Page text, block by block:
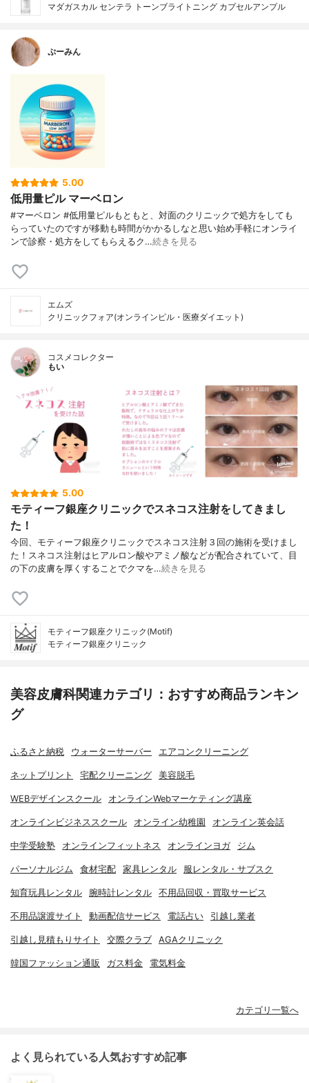
マダガスカル センテラ トーンブライトニング カプセルアンプル
ぷーみん
5.00
低用量ピル マーベロン
#マーベロン #低用量ピルもともと、対面のクリニックで処方をしても
らっていたのですが移動も時間がかかるしなと思い始め手軽にオンライ
ンで診察・処方をしてもらえるク…続きを見る
エムズ
クリニックフォア(オンラインピル・医療ダイエット)
コスメコレクター
もい
5.00
モティーフ銀座クリニックでスネコス注射をしてきまし
た！
今回、モティーフ銀座クリニックでスネコス注射３回の施術を受けまし
た！スネコス注射はヒアルロン酸やアミノ酸などが配合されていて、目
の下の皮膚を厚くすることでクマを…続きを見る
モティーフ銀座クリニック(Motif)
モティーフ銀座クリニック
美容皮膚科関連カテゴリ：おすすめ商品ランキン
グ
ふるさと納税 ウォーターサーバー エアコンクリーニング
ネットプリント 宅配クリーニング 美容脱毛
WEBデザインスクール オンラインWebマーケティング講座
オンラインビジネススクール オンライン幼稚園 オンライン英会話
中学受験塾 オンラインフィットネス オンラインヨガ ジム
パーソナルジム 食材宅配 家具レンタル 服レンタル・サブスク
知育玩具レンタル 腕時計レンタル 不用品回収・買取サービス
不用品譲渡サイト 動画配信サービス 電話占い 引越し業者
引越し見積もりサイト 交際クラブ AGAクリニック
韓国ファッション通販 ガス料金 電気料金
カテゴリ一覧へ
よく見られている人気おすすめ記事